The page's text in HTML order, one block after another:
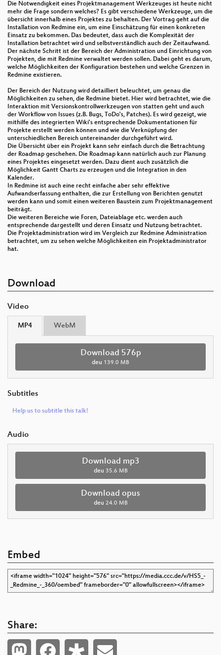
Die Notwendigkeit eines Projektmanagement Werkzeuges ist heute nicht
mehr die Frage sondern welches? Es gibt verschiedene Werkzeuge, um die
übersicht innerhalb eines Projektes zu behalten. Der Vortrag geht auf die
Installation von Redmine ein, um eine Einschätzung für einen konkreten
Einsatz zu bekommen. Das bedeutet, dass auch die Komplexität der
Installation betrachtet wird und selbstverständlich auch der Zeitaufwand.
Der nächste Schritt ist der Bereich der Administration und Einrichtung von
Projekten, die mit Redmine verwaltet werden sollen. Dabei geht es darum,
welche Möglichkeiten der Konfiguration bestehen und welche Grenzen in
Redmine existieren.
Der Bereich der Nutzung wird detailliert beleuchtet, um genau die
Möglichkeiten zu sehen, die Redmine bietet. Hier wird betrachtet, wie die
Interaktion mit Versionskontrollwerkzeugen von statten geht und auch
der Workflow von Issues (z.B. Bugs, ToDo's, Patches). Es wird gezeigt, wie
mithilfe des integrierten Wiki's entsprechende Dokumentationen für
Projekte erstellt werden können und wie die Verknüpfung der
unterschiedlichen Bereich untereinander durchgeführt wird.
Die Übersicht über ein Projekt kann sehr einfach durch die Betrachtung
der Roadmap geschehen. Die Roadmap kann natürlich auch zur Planung
eines Projektes eingesetzt werden. Dazu dient auch zusätzlich die
Möglichkeit Gantt Charts zu erzeugen und die Integration in den
Kalender.
In Redmine ist auch eine recht einfache aber sehr effektive
Aufwandserfassung enthalten, die zur Erstellung von Berichten genutzt
werden kann und somit einen weiteren Baustein zum Projektmanagement
beiträgt.
Die weiteren Bereiche wie Foren, Dateiablage etc. werden auch
entsprechende dargestellt und deren Einsatz und Nutzung betrachtet.
Die Projektadministration wird im Vergleich zur Redmine Administration
betrachtet, um zu sehen welche Möglichkeiten ein Projektadministrator
hat.
Download
Video
MP4 WebM
Download 576p
deu 139.0 MB
Subtitles
Help us to subtitle this talk!
Audio
Download mp3
deu 35.6 MB
Download opus
deu 24.0 MB
Embed
Share: